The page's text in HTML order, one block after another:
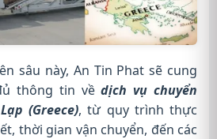
sâu này, An Tin Phat sẽ cung
thông tin vềdịch vụ chuyển
(Greece), từ quy trình thực
thời gian vận chuyển, đến các